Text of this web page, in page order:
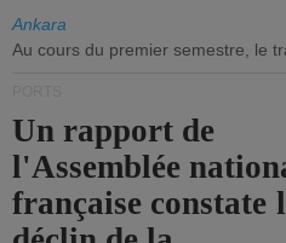
Ankara
Au cours du premier semestre, le
Un rapport de
l'Assemblée
française constate